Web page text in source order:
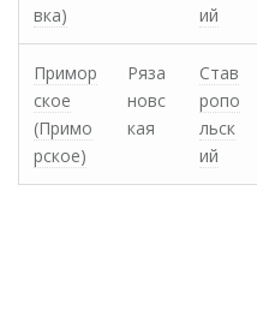
вка)
ий
Примор
ское
(Примо
рское)
Ряза
новс
кая
Став
ропо
льск
ий